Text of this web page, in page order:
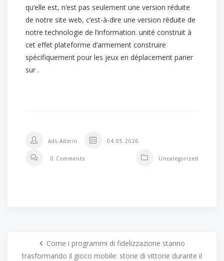
qu’elle est, n’est pas seulement une version réduite
de notre site web, c’est-à-dire une version réduite de
notre technologie de l’information. unité construit à
cet effet plateforme d’armement construire
spécifiquement pour les jeux en déplacement parier
sur .
Ads-Admin 04.05.2026
Uncategorized
0 Comments
Come i programmi di fidelizzazione stanno
trasformando il gioco mobile: storie di vittorie durante il